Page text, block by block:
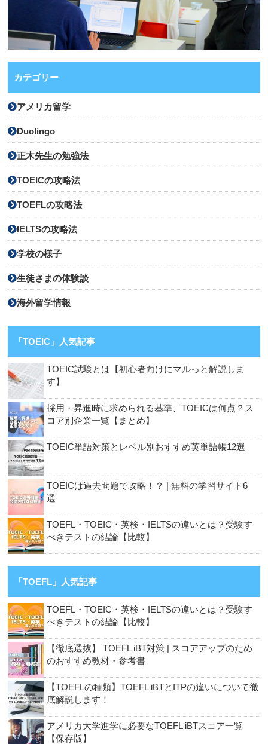
カテゴリー
アメリカ留学
Duolingo
正木先生の勉強法
TOEICの攻略法
TOEFLの攻略法
IELTSの攻略法
学校の様子
生徒さまの体験談
海外留学情報
「TOEIC」人気記事
TOEIC試験とは【初心者向けにマルっと解説しま
す】
採用・昇進時に求められる基準、TOEICは何点？ス
コア別企業一覧【まとめ】
TOEIC単語対策とレベル別おすすめ英単語帳12選
TOEICは過去問題で攻略！？ | 無料の学習サイト6
選
TOEFL・TOEIC・英検・IELTSの違いとは？受験す
べきテストの結論【比較】
「TOEFL」人気記事
TOEFL・TOEIC・英検・IELTSの違いとは？受験す
べきテストの結論【比較】
【徹底選抜】 TOEFL iBT対策 | スコアアップのため
のおすすめ教材・参考書
【TOEFLの種類】TOEFL iBTとITPの違いについて徹
底解説します！
アメリカ大学進学に必要なTOEFL iBTスコア一覧
【保存版】